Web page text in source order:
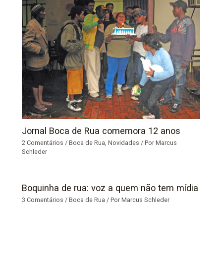
Jornal Boca de Rua comemora 12 anos
2 Comentários /Boca de Rua,Novidades / PorMarcus
Schleder
Boquinha de rua: voz a quem não tem mídia
3 Comentários /Boca de Rua / PorMarcus Schleder